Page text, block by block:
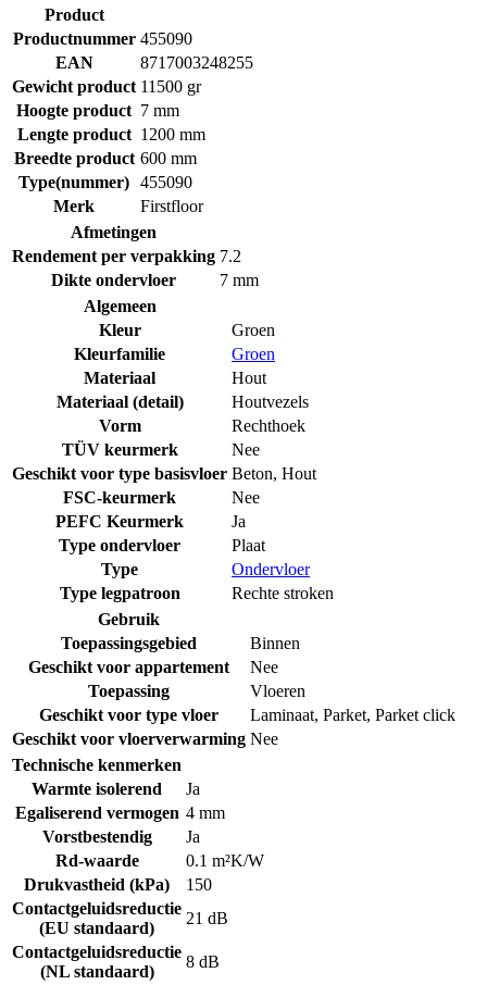
Product
Productnummer 455090
EAN
8717003248255
Gewicht product 11500 gr
Hoogte product 7 mm
Lengte product 1200 mm
Breedte product 600 mm
Type(nummer) 455090
Merk
Firstfloor
Afmetingen
Rendement per verpakking 7.2
Dikte ondervloer
7 mm
Algemeen
Kleur
Groen
Kleurfamilie
Groen
Materiaal
Hout
Materiaal (detail)
Houtvezels
Vorm
Rechthoek
TÜV keurmerk
Nee
Geschikt voor type basisvloer Beton, Hout
FSC-keurmerk
Nee
PEFC Keurmerk
Ja
Type ondervloer
Plaat
Type
Ondervloer
Type legpatroon
Rechte stroken
Gebruik
Toepassingsgebied
Binnen
Geschikt voor appartement
Nee
Toepassing
Vloeren
Geschikt voor type vloer
Laminaat, Parket, Parket click
Geschikt voor vloerverwarming Nee
Technische kenmerken
Warmte isolerend
Ja
Egaliserend vermogen 4 mm
Vorstbestendig
Ja
Rd-waarde
0.1 m²K/W
Drukvastheid (kPa)
150
Contactgeluidsreductie
(EU standaard)
21 dB
Contactgeluidsreductie
(NL standaard)
8 dB